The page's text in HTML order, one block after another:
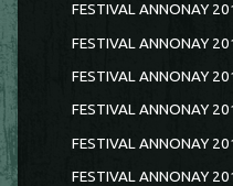
FESTIVAL ANNONAY
FESTIVAL ANNONAY
FESTIVAL ANNONAY
FESTIVAL ANNONAY
FESTIVAL ANNONAY
FESTIVAL ANNONAY